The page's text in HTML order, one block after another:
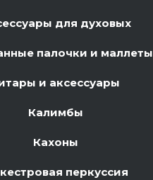
для духовых
палочки и маллеты
и аксессуары
Калимбы
Кахоны
перкуссия